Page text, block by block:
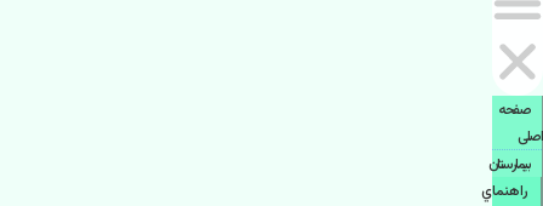
صفحه
اصلی
بيمارستان
راهنماي